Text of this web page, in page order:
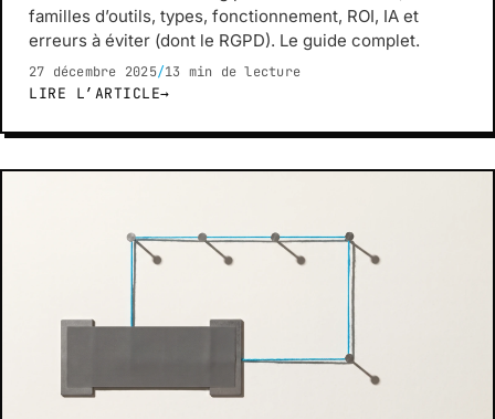
familles d’outils, types, fonctionnement, ROI, IA et
erreurs à éviter (dont le RGPD). Le guide complet.
27 décembre 2025/13 min de lecture
LIRE L’ARTICLE→